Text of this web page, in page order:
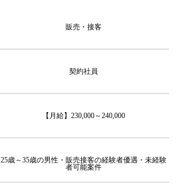
販売・接客
契約社員
【月給】230,000～240,000
25歳～35歳の男性・販売接客の経験者優遇・未経験
者可能案件